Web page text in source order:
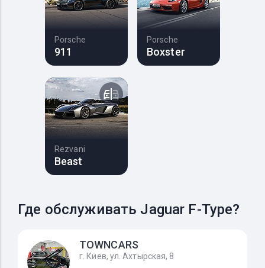
Porsche
911
Porsche
Boxster
Rezvani
Beast
Где обслуживать Jaguar F-Type?
TOWNCARS
г. Киев, ул. Ахтырская, 8